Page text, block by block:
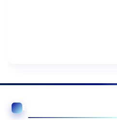
🏛️ Asistente UGEL El Collao
🟢 En línea • Respuesta automática